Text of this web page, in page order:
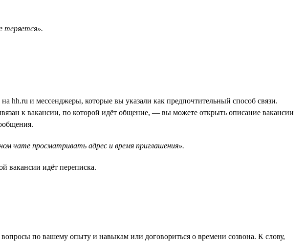
теряется».
hh.ru и мессенджеры, которые вы указали как предпочтительный способ связи.
к вакансии, по которой идёт общение, — вы можете открыть описание вакансии
чате просматривать адрес и время приглашения».
вакансии идёт переписка.
по вашему опыту и навыкам или договориться о времени созвона. К слову,